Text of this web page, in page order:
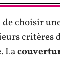
de choisir
critères
La